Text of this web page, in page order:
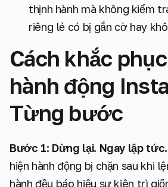
thịnh hành mà không kiểm
riêng lẻ có bị gắn cờ hay
Cách khắc
hành động
Từng bước
Bước 1: Dừng lại. Ngay lập tức.
hiện hành động bị chặn sau khi
hành đều báo hiệu sự kiên trì